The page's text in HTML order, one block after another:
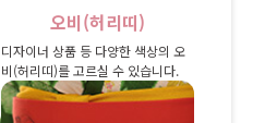
오비(허리띠)
디자이너 상품 등 다양한 색상의 오
비(허리띠)를 고르실 수 있습니다.